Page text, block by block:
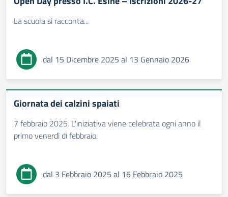
La scuola si racconta...
dal 15 Dicembre 2025 al 13 Gennaio 2026
Giornata dei calzini spaiati
7 febbraio 2025. L'iniziativa viene celebrata ogni anno il
primo venerdì di febbraio.
dal 3 Febbraio 2025 al 16 Febbraio 2025